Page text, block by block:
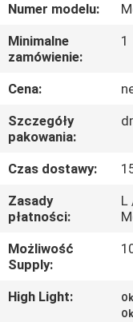
FABRYCE
KONTROLA
JAKOŚCI
SKONTAKTUJ
SIĘ
Z
NAMI
Numer modelu:
Minimalne
zamówienie:
1
Cena:
Szczegóły
pakowania:
Czas dostawy:
Zasady
płatności:
L
Możliwość
Supply:
High Light: